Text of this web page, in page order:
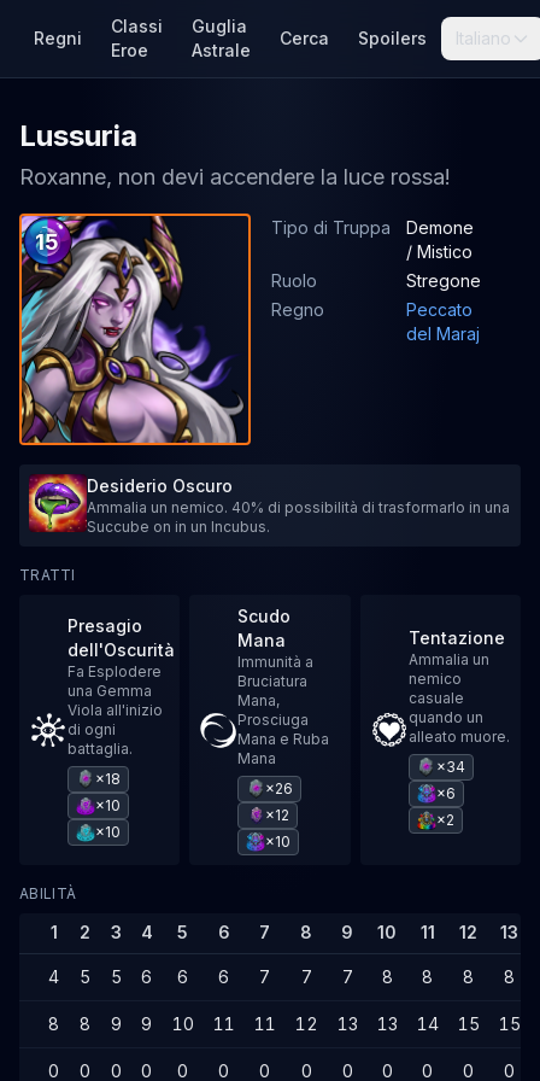
Regni
Classi
Eroe
Guglia
Astrale
Cerca Spoilers Italiano
Lussuria
Roxanne, non devi accendere la luce rossa!
15
Tipo di Truppa
Demone
/ Mistico
Ruolo
Stregone
Regno
Peccato
del Maraj
Desiderio Oscuro
Ammalia un nemico. 40% di possibilità di trasformarlo in una
Succube on in un Incubus.
TRATTI
Presagio
dell'Oscurità
Fa Esplodere
una Gemma
Viola all'inizio
di ogni
battaglia.
×18
×10
×10
Scudo
Mana
Immunità a
Bruciatura
Mana,
Prosciuga
Mana e Ruba
Mana
×26
×12
×10
Tentazione
Ammalia un
nemico
casuale
quando un
alleato muore.
×34
×6
×2
ABILITÀ
1 2 3 4 5 6 7 8 9 10 11 12 13
4 5 5 6 6 6 7 7 7 8 8 8 8
8 8 9 9 10 11 11 12 13 13 14 15 15
0 0 0 0 0 0 0 0 0 0 0 0 0